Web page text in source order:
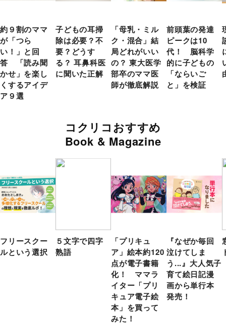
約９割のママ
が「つら
い！」と回
答 「読み聞
かせ」を楽し
くするアイデ
ア９選
子どもの耳掃
除は必要？不
要？どうす
る？ 耳鼻科医
に聞いた正解
「母乳・ミル
ク・混合」結
局どれがいい
の？ 東大医学
部卒のママ医
師が徹底解説
前頭葉の発達
ピークは10
代！ 脳科学
的に子どもの
「ならいご
と」を検証
コクリコおすすめ
Book & Magazine
フリースクー
ルという選択
５文字で四字
熟語
「プリキュ
ア」絵本約120
点が電子書籍
化！ ママラ
イター「プリ
キュア電子絵
本」を買って
みた！
『なぜか毎回
泣けてしま
う...』大人気子
育て絵日記漫
画から単行本
発売！